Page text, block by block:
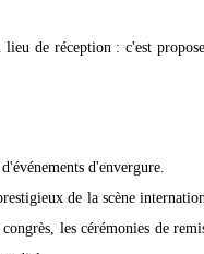
de réception : c'est
d'envergure.
de la scène
les cérémonies de